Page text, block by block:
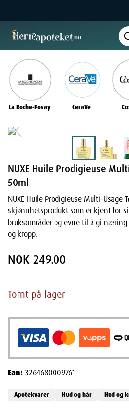
La Roche-Posay CeraVe
NUXE Huile Prodigieuse
50ml
NUXE Huile Prodigieuse Multi-Usage
skjønnhetsprodukt som er kjent for
bruksområder og evne til å gi
og kropp.
NOK 249.00
Tomt på lager
Ean:3264680009761
Apotekvarer Hud og hår Hud og